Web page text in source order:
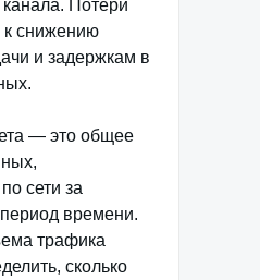
канала. Потери
к снижению
и задержкам в
— это общее
сети за
времени.
трафика
сколько